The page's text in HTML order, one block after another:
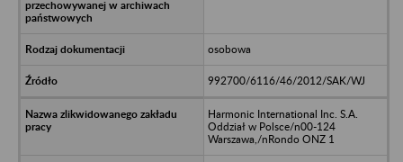
osobowa
992700/6116/46/2012/SAK/WJ
Harmonic International Inc. S.A.
Oddział w Polsce/n00-124
Warszawa,/nRondo ONZ 1